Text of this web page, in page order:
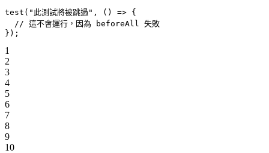
test ( "此測試將被跳過" , () => {
  // 這不會運行，因為 beforeAll 失敗
});
1
2
3
4
5
6
7
8
9
10